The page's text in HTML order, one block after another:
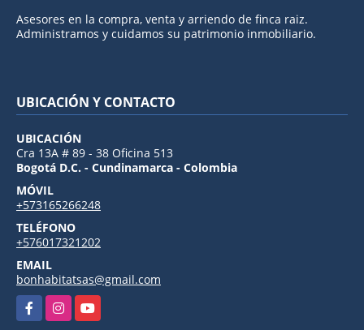
Asesores en la compra, venta y arriendo de finca raiz.
Administramos y cuidamos su patrimonio inmobiliario.
UBICACIÓN Y CONTACTO
UBICACIÓN
Cra 13A # 89 - 38 Oficina 513
Bogotá D.C. - Cundinamarca - Colombia
MÓVIL
+573165266248
TELÉFONO
+576017321202
EMAIL
bonhabitatsas@gmail.com
FacebookInstagramYouTube